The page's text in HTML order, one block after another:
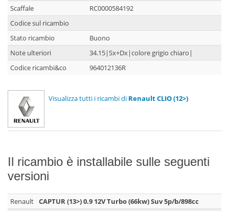
Scaffale
RC0000584192
Codice sul ricambio
Stato ricambio
Buono
Note ulteriori
34.15|Sx+Dx|colore grigio chiaro|
Codice ricambi&co
964012136R
Visualizza tutti i ricambi di Renault CLIO (12>)
Il ricambio è installabile sulle seguenti
versioni
Renault CAPTUR (13>) 0.9 12V Turbo (66kw) Suv 5p/b/898cc